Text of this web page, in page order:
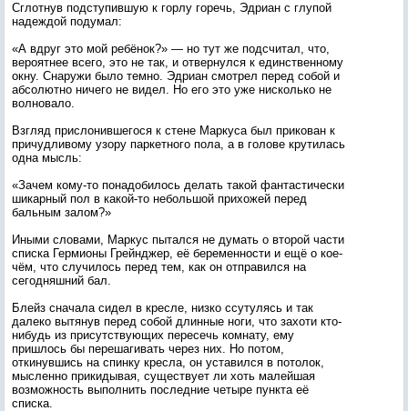
Сглотнув подступившую к горлу горечь, Эдриан с глупой
надеждой подумал:
«А вдруг это мой ребёнок?» — но тут же подсчитал, что,
вероятнее всего, это не так, и отвернулся к единственному
окну. Снаружи было темно. Эдриан смотрел перед собой и
абсолютно ничего не видел. Но его это уже нисколько не
волновало.
Взгляд прислонившегося к стене Маркуса был прикован к
причудливому узору паркетного пола, а в голове крутилась
одна мысль:
«Зачем кому-то понадобилось делать такой фантастически
шикарный пол в какой-то небольшой прихожей перед
бальным залом?»
Иными словами, Маркус пытался не думать о второй части
списка Гермионы Грейнджер, её беременности и ещё о кое-
чём, что случилось перед тем, как он отправился на
сегодняшний бал.
Блейз сначала сидел в кресле, низко ссутулясь и так
далеко вытянув перед собой длинные ноги, что захоти кто-
нибудь из присутствующих пересечь комнату, ему
пришлось бы перешагивать через них. Но потом,
откинувшись на спинку кресла, он уставился в потолок,
мысленно прикидывая, существует ли хоть малейшая
возможность выполнить последние четыре пункта её
списка.